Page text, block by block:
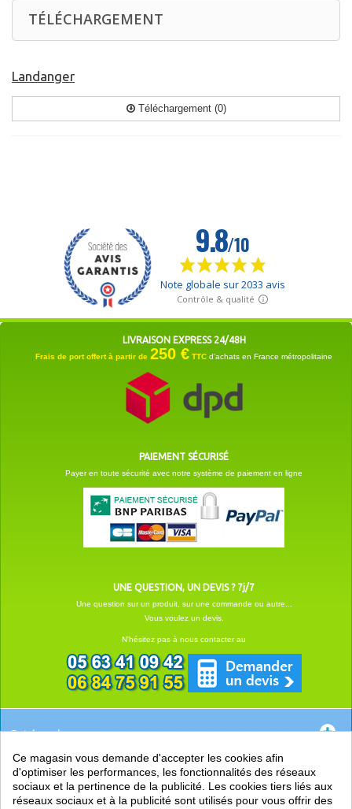
TÉLÉCHARGEMENT
Landanger
Téléchargement (0)
LIVRAISON EXPRESS 24/48H
Frais de port offert à partir de 250 € TTC d'achats en France métropolitaine
PAIEMENT SÉCURISÉ
Payer en toute sécurité avec notre système de paiement en ligne
UNE QUESTION, UN DEVIS ? 7j/7
Une question sur un produit, sur une commande ou autre...
Vous voulez un devis.
N'hésitez pas à nous contacter au
Catégories
EN SAVOIR +
PRATIQUE
Ce magasin vous demande d'accepter les cookies afin
d'optimiser les performances, les fonctionnalités des réseaux
sociaux et la pertinence de la publicité. Les cookies tiers liés aux
réseaux sociaux et à la publicité sont utilisés pour vous offrir des